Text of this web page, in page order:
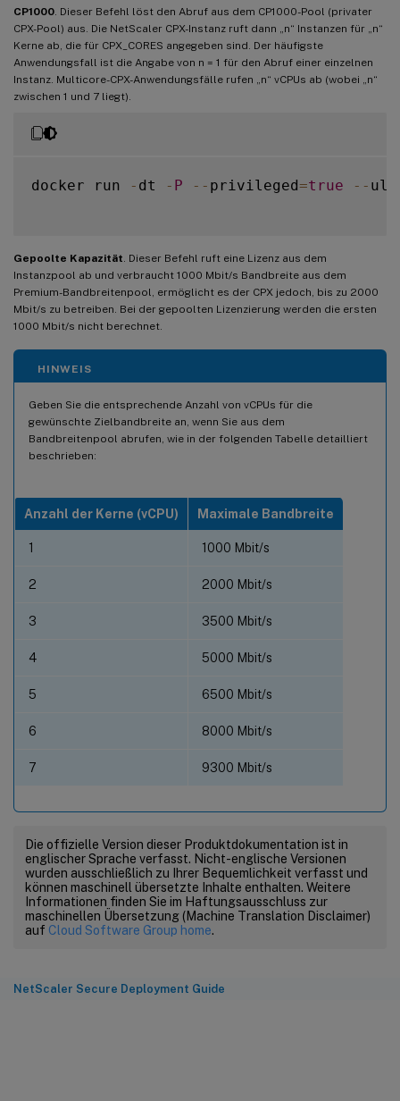
CP1000. Dieser Befehl löst den Abruf aus dem CP1000-Pool (privater
CPX-Pool) aus. Die NetScaler CPX-Instanz ruft dann „n“ Instanzen für „n“
Kerne ab, die für CPX_CORES angegeben sind. Der häufigste
Anwendungsfall ist die Angabe von n = 1 für den Abruf einer einzelnen
Instanz. Multicore-CPX-Anwendungsfälle rufen „n“ vCPUs ab (wobei „n“
zwischen 1 und 7 liegt).
docker run - dt - P -- privileged=true --
Gepoolte Kapazität. Dieser Befehl ruft eine Lizenz aus dem
Instanzpool ab und verbraucht 1000 Mbit/s Bandbreite aus dem
Premium-Bandbreitenpool, ermöglicht es der CPX jedoch, bis zu 2000
Mbit/s zu betreiben. Bei der gepoolten Lizenzierung werden die ersten
1000 Mbit/s nicht berechnet.
HINWEIS
Geben Sie die entsprechende Anzahl von vCPUs für die
gewünschte Zielbandbreite an, wenn Sie aus dem
Bandbreitenpool abrufen, wie in der folgenden Tabelle detailliert
beschrieben:
Anzahl der Kerne (vCPU) Maximale Bandbreite
1 1000 Mbit/s
2 2000 Mbit/s
3 3500 Mbit/s
4 5000 Mbit/s
5 6500 Mbit/s
6 8000 Mbit/s
7 9300 Mbit/s
Die offizielle Version dieser Produktdokumentation ist in
englischer Sprache verfasst. Nicht-englische Versionen
wurden ausschließlich zu Ihrer Bequemlichkeit verfasst und
können maschinell übersetzte Inhalte enthalten. Weitere
Informationen finden Sie im Haftungsausschluss zur
maschinellen Übersetzung (Machine Translation Disclaimer)
auf Cloud Software Group home.
NetScaler Secure Deployment Guide